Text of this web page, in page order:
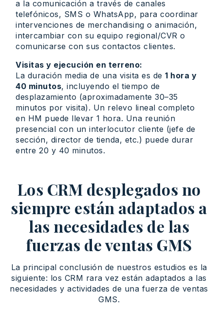
a la comunicación a través de canales
telefónicos, SMS o WhatsApp, para coordinar
intervenciones de merchandising o animación,
intercambiar con su equipo regional/CVR o
comunicarse con sus contactos clientes.
Visitas y ejecución en terreno:
La duración media de una visita es de 1 hora y
40 minutos, incluyendo el tiempo de
desplazamiento (aproximadamente 30–35
minutos por visita). Un relevo lineal completo
en HM puede llevar 1 hora. Una reunión
presencial con un interlocutor cliente (jefe de
sección, director de tienda, etc.) puede durar
entre 20 y 40 minutos.
Los CRM desplegados no
siempre están adaptados a
las necesidades de las
fuerzas de ventas GMS
La principal conclusión de nuestros estudios es la
siguiente: los CRM rara vez están adaptados a las
necesidades y actividades de una fuerza de ventas
GMS.